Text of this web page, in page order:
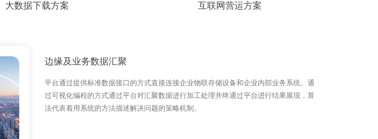
大数据下载方案 互联网营运方案
边缘及业务数据汇聚
平台通过提供标准数据接口的方式直接连接企业物联存储设备和企业内部业务系统。通
过可视化编程的方式通过平台对汇聚数据进行加工处理并终通过平台进行结果展现，算
法代表着用系统的方法描述解决问题的策略机制。